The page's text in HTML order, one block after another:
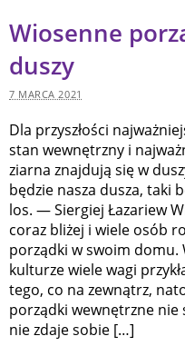
Wiosenne
duszy
7 MARCA 2021
Dla przyszłości
stan wewnętrzny i
ziarna znajdują się w
będzie nasza dusza, taki
los. — Siergiej Łazariew
coraz bliżej i wiele osób
porządki w swoim domu.
kulturze wiele wagi
tego, co na zewnątrz,
porządki wewnętrzne
nie zdaje sobie […]